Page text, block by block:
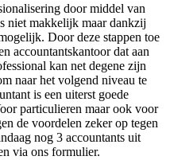
door middel van
niet makkelijk maar dankzij
Door deze stappen toe
accountantskantoor dat aan
kan net degene zijn
naar het volgend niveau te
is een uiterst goede
particulieren maar ook voor
de voordelen zeker op tegen
nog 3 accountants uit
via ons formulier.